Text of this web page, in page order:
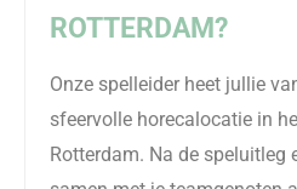
ROTTERDAM?
Onze spelleider heet jullie
sfeervolle horecalocatie in
Rotterdam. Na de speluitleg